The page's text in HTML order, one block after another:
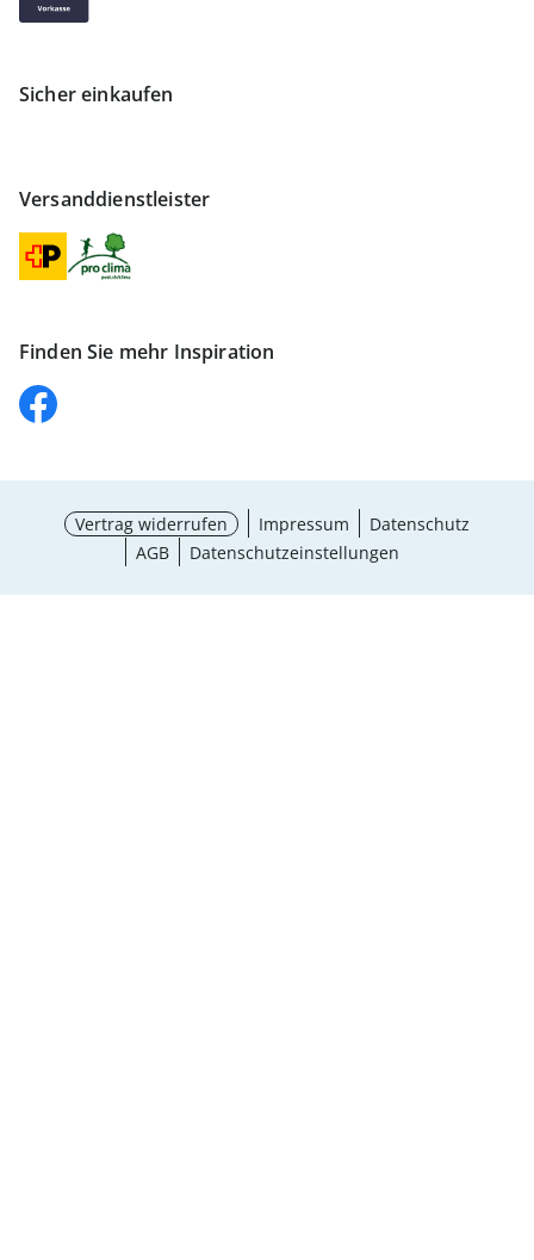
Sicher einkaufen
Versanddienstleister
Finden Sie mehr Inspiration
Vertrag widerrufen Impressum
Datenschutz
AGB
Datenschutzeinstellungen